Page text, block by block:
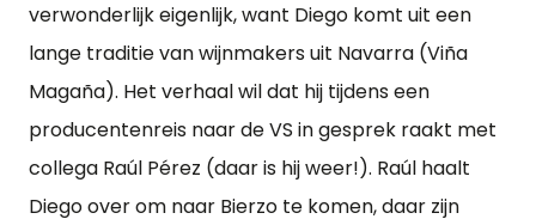
verwonderlijk eigenlijk, want Diego komt uit een
lange traditie van wijnmakers uit Navarra (Viña
Magaña). Het verhaal wil dat hij tijdens een
producentenreis naar de VS in gesprek raakt met
collega Raúl Pérez (daar is hij weer!). Raúl haalt
Diego over om naar Bierzo te komen, daar zijn